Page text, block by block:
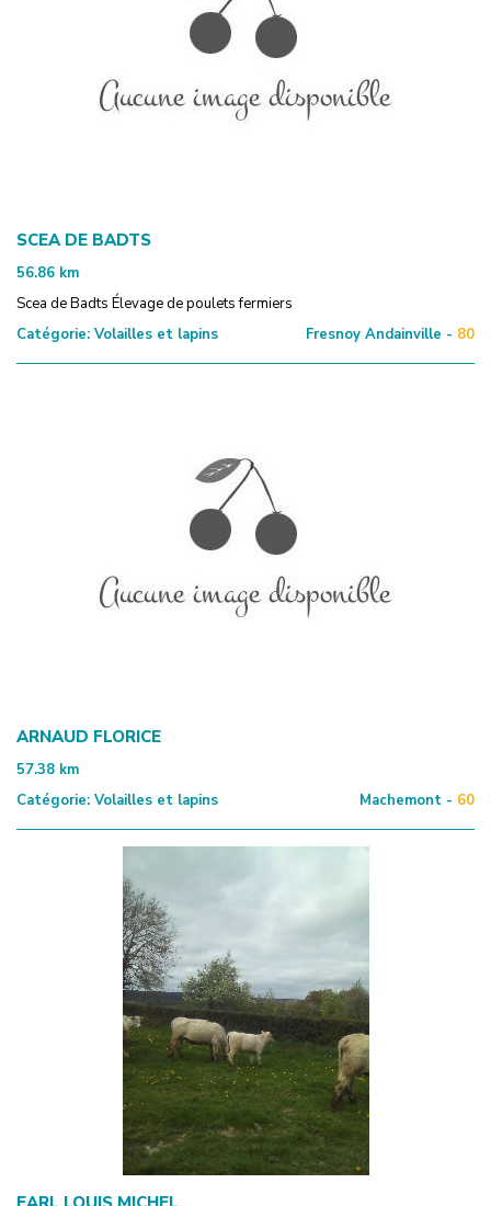
SCEA DE BADTS
56.86 km
Scea de Badts Élevage de poulets fermiers
Catégorie: Volailles et lapins Fresnoy Andainville - 80
ARNAUD FLORICE
57.38 km
Catégorie: Volailles et lapins Machemont - 60